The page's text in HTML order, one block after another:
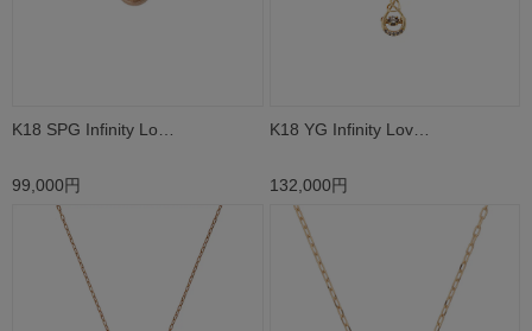
K18 SPG Infinity Lo…
99,000円
K18 YG Infinity Lov…
132,000円